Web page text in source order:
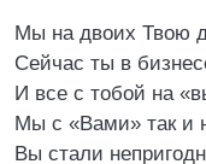
Мы на двоих Твою
Сейчас ты в
И все с тобой на
Мы с «Вами» так и
Вы стали